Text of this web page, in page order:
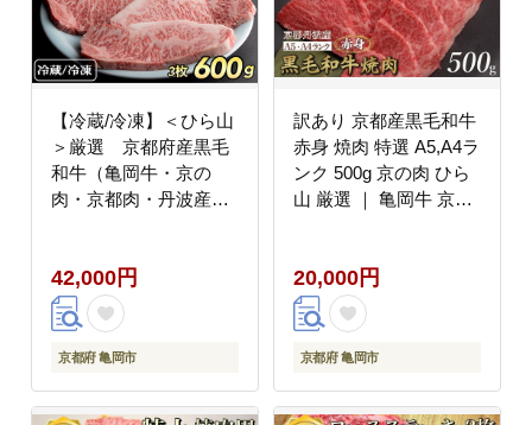
【冷蔵/冷凍】＜ひら山
＞厳選 京都府産黒毛
和牛（亀岡牛・京の
肉・京都肉・丹波産）
42,000円
京都府 亀岡市
訳あり 京都産黒毛和牛
赤身 焼肉 特選 A5,A4ラ
ンク 500g 京の肉 ひら
山 厳選 ｜ 亀岡牛 京都
20,000円
京都府 亀岡市